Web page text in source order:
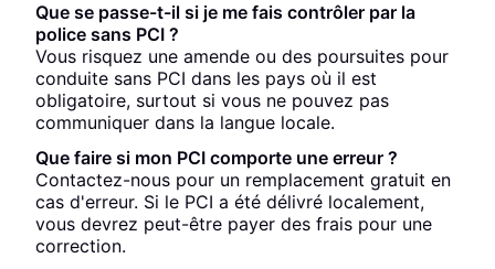
Que se passe-t-il si je me fais contrôler par la
police sans PCI ?
Vous risquez une amende ou des poursuites pour
conduite sans PCI dans les pays où il est
obligatoire, surtout si vous ne pouvez pas
communiquer dans la langue locale.
Que faire si mon PCI comporte une erreur ?
Contactez-nous pour un remplacement gratuit en
cas d'erreur. Si le PCI a été délivré localement,
vous devrez peut-être payer des frais pour une
correction.